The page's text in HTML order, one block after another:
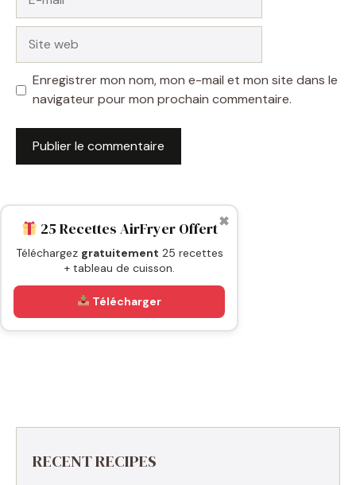
mail
web
Enregistrer mon nom, mon e-mail et mon site dans le
navigateur pour mon prochain commentaire.
✖
25 Recettes AirFryer Offert
Téléchargez gratuitement 25 recettes
+ tableau de cuisson.
Télécharger
RECENT RECIPES